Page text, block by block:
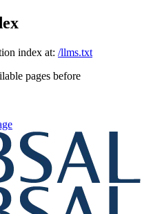
index at: /llms.txt
pages before